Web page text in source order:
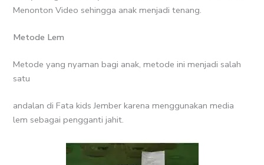
Menonton Video sehingga anak menjadi tenang.
Metode Lem
Metode yang nyaman bagi anak, metode ini menjadi salah
satu
andalan di Fata kids Jember karena menggunakan media
lem sebagai pengganti jahit.